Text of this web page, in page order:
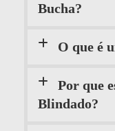
Bucha?
O que é
Por que
Blindado?